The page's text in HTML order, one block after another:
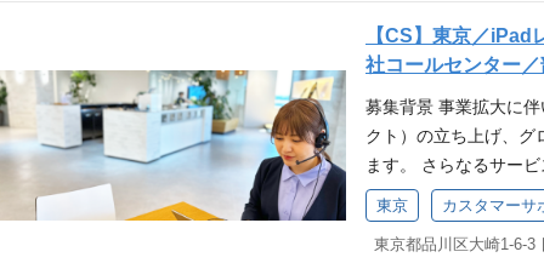
【CS】東京／iPad
社コールセンター
募集背景 事業拡大に
クト）の立ち上げ、グ
ます。 さらなるサー
きませんか？ 株式会
のユーザー体験を支え
任せします。 ・カス
東京 カスタマーサ
東京都品川区大崎1-6-3